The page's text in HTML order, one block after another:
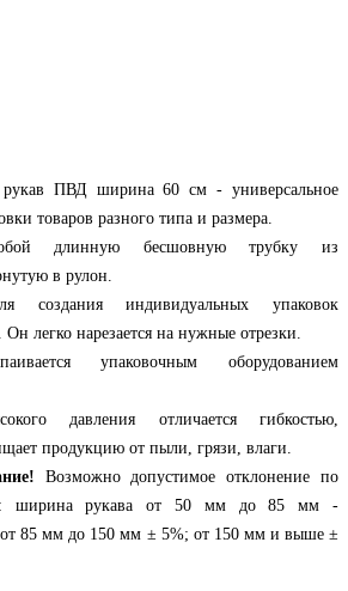
рукав ПВД ширина 60 см - универсальное
товаров разного типа и размера.
длинную бесшовную трубку из
в рулон.
создания индивидуальных упаковок
легко нарезается на нужные отрезки.
упаковочным оборудованием
давления отличается гибкостью,
продукцию от пыли, грязи, влаги.
Возможно допустимое отклонение по
ширина рукава от 50 мм до 85 мм -
от 85 мм до 150 мм ± 5%; от 150 мм и выше ±